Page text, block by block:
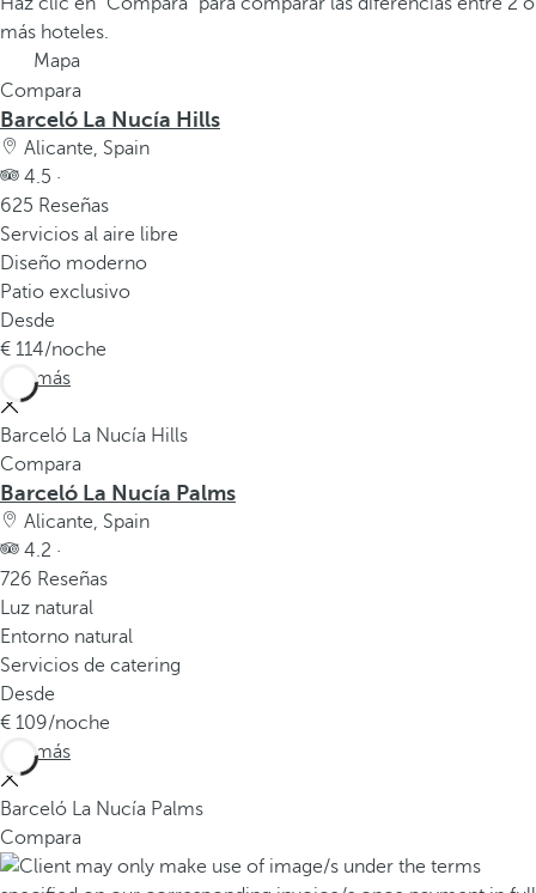
d
e
a
v
e
n
t
a
n
a
e
m
r
g
e
n
t
e
.
más hoteles.
Mapa
Compara
Barceló La Nucía Hills
Alicante, Spain
4.5 ·
625 Reseñas
Servicios al aire libre
Diseño moderno
Patio exclusivo
Desde
114/noche
Ver más
Barceló La Nucía Hills
Compara
Barceló La Nucía Palms
Alicante, Spain
4.2 ·
726 Reseñas
Luz natural
Entorno natural
Servicios de catering
Desde
109/noche
Ver más
Barceló La Nucía Palms
Compara